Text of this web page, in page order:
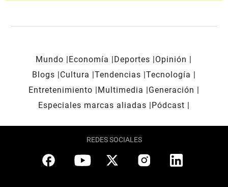
Mundo Economía Deportes
Opinión
Blogs
Cultura Tendencias Tecnología
Entretenimiento
Multimedia
Generación
Especiales marcas aliadas
Pódcast
REDES SOCIALES